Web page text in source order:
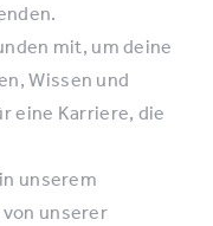
mit, um deine
Wissen und
eine Karriere, die
unserem
unserer